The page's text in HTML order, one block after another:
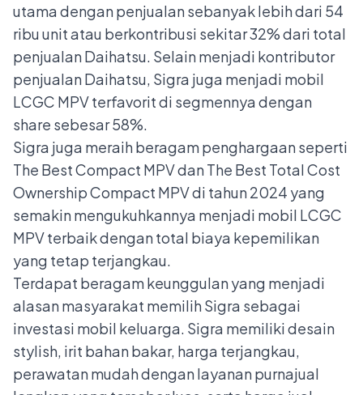
utama dengan penjualan sebanyak lebih dari 54
ribu unit atau berkontribusi sekitar 32% dari total
penjualan Daihatsu. Selain menjadi kontributor
penjualan Daihatsu, Sigra juga menjadi mobil
LCGC MPV terfavorit di segmennya dengan
share sebesar 58%.
Sigra juga meraih beragam penghargaan seperti
The Best Compact MPV dan The Best Total Cost
Ownership Compact MPV di tahun 2024 yang
semakin mengukuhkannya menjadi mobil LCGC
MPV terbaik dengan total biaya kepemilikan
yang tetap terjangkau.
Terdapat beragam keunggulan yang menjadi
alasan masyarakat memilih Sigra sebagai
investasi mobil keluarga. Sigra memiliki desain
stylish, irit bahan bakar, harga terjangkau,
perawatan mudah dengan layanan purnajual